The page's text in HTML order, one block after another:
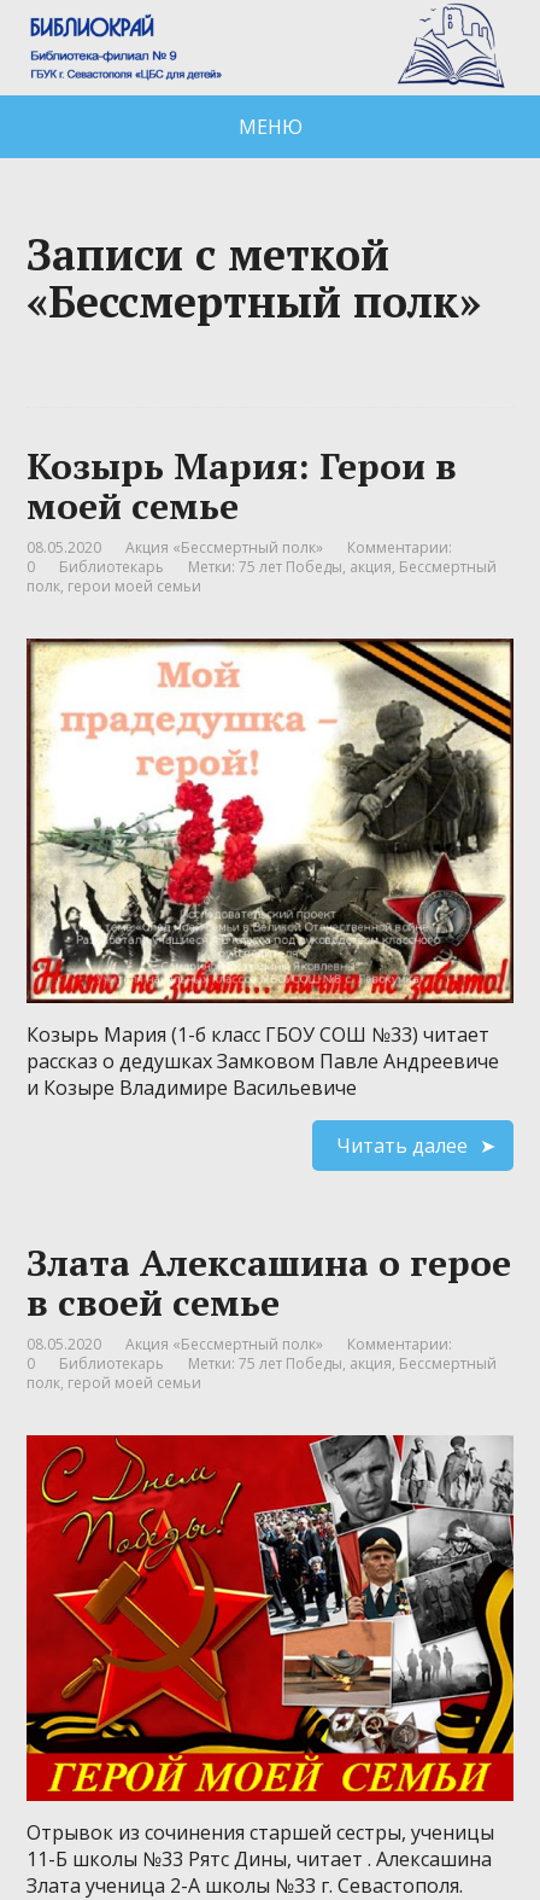
МЕНЮ
Записи с меткой
«Бессмертный полк»
Козырь Мария: Герои в
моей семье
08.05.2020 Акция «Бессмертный полк»
Комментарии:
0
Библиотекарь Метки:75 лет Победы, акция, Бессмертный
полк, герои моей семьи
Козырь Мария (1-б класс ГБОУ СОШ №33) читает
рассказ о дедушках Замковом Павле Андреевиче
и Козыре Владимире Васильевиче
Читать далее
Злата Алексашина о герое
в своей семье
08.05.2020 Акция «Бессмертный полк»
Комментарии:
0
Библиотекарь Метки:75 лет Победы, акция, Бессмертный
полк, герой моей семьи
Отрывок из сочинения старшей сестры, ученицы
11-Б школы №33 Рятс Дины, читает . Алексашина
Злата ученица 2-А школы №33 г. Севастополя.